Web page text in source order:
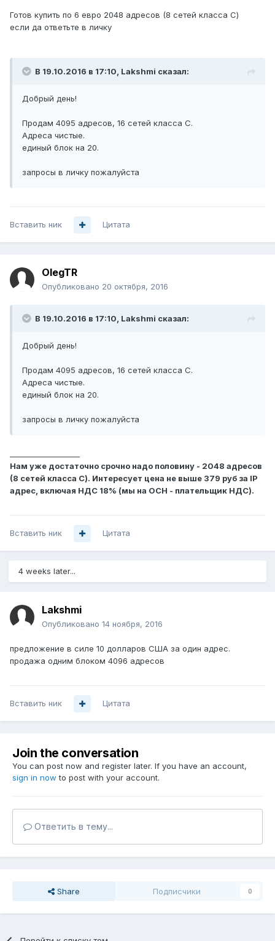
Готов купить по 6 евро 2048 адресов (8 сетей класса С)
если да ответьте в личку
В 19.10.2016 в 17:10, Lakshmi сказал:
Добрый день!
Продам 4095 адресов, 16 сетей класса С.
Адреса чистые.
единый блок на 20.
запросы в личку пожалуйста
Вставить ник Цитата
OlegTR
Опубликовано 20 октября, 2016
В 19.10.2016 в 17:10, Lakshmi сказал:
Добрый день!
Продам 4095 адресов, 16 сетей класса С.
Адреса чистые.
единый блок на 20.
запросы в личку пожалуйста
Нам уже достаточно срочно надо половину - 2048 адресов
(8 сетей класса С). Интересует цена не выше 379 руб за IP
адрес, включая НДС 18% (мы на ОСН - плательщик НДС).
Вставить ник Цитата
4 weeks later...
Lakshmi
Опубликовано 14 ноября, 2016
предложение в силе 10 долларов США за один адрес.
продажа одним блоком 4096 адресов
Вставить ник Цитата
Join the conversation
You can post now and register later. If you have an account,
sign in now to post with your account.
Ответить в тему...
Share Подписчики 0